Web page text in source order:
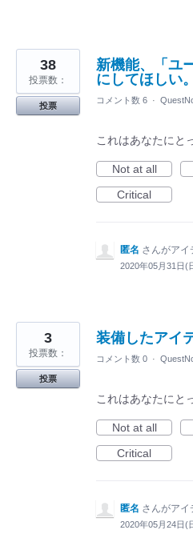
新機能、「ユ
にしてほしい。
38
投票数：
投票
コメント数 6 ·
これはあなたにと
Not at all
Critical
匿名 さんがアイ
2020年05月31日(
装備したアイ
3
投票数：
投票
コメント数 0 ·
これはあなたにと
Not at all
Critical
匿名 さんがアイ
2020年05月24日(